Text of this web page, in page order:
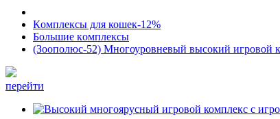
Кoмплексы для кошек-12%
Большие кoмплексы
(Зоополюс-52) Многоуровневый высокий игровой
перейти